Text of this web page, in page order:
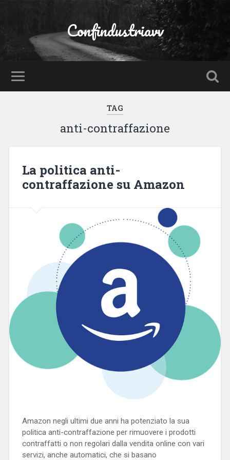
Confindustriavv
TAG
anti-contraffazione
La politica anti-
contraffazione su Amazon
Amazon negli ultimi due anni ha potenziato la sua
politica anti-contraffazione per rimuovere i prodotti
contraffatti o non regolari dalla vendita online con vari
servizi, anche automatici, che si basano